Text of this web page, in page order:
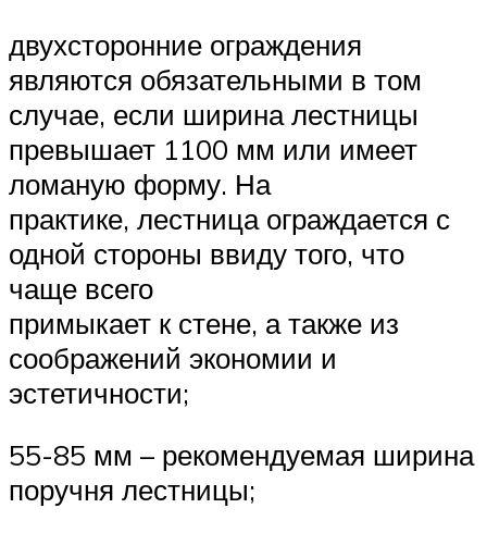
двухсторонние ограждения
являются обязательными в том
случае, если ширина лестницы
превышает 1100 мм или имеет
ломаную форму. На
практике, лестница ограждается с
одной стороны ввиду того, что
чаще всего
примыкает к стене, а также из
соображений экономии и
эстетичности;
55-85 мм – рекомендуемая ширина
поручня лестницы;